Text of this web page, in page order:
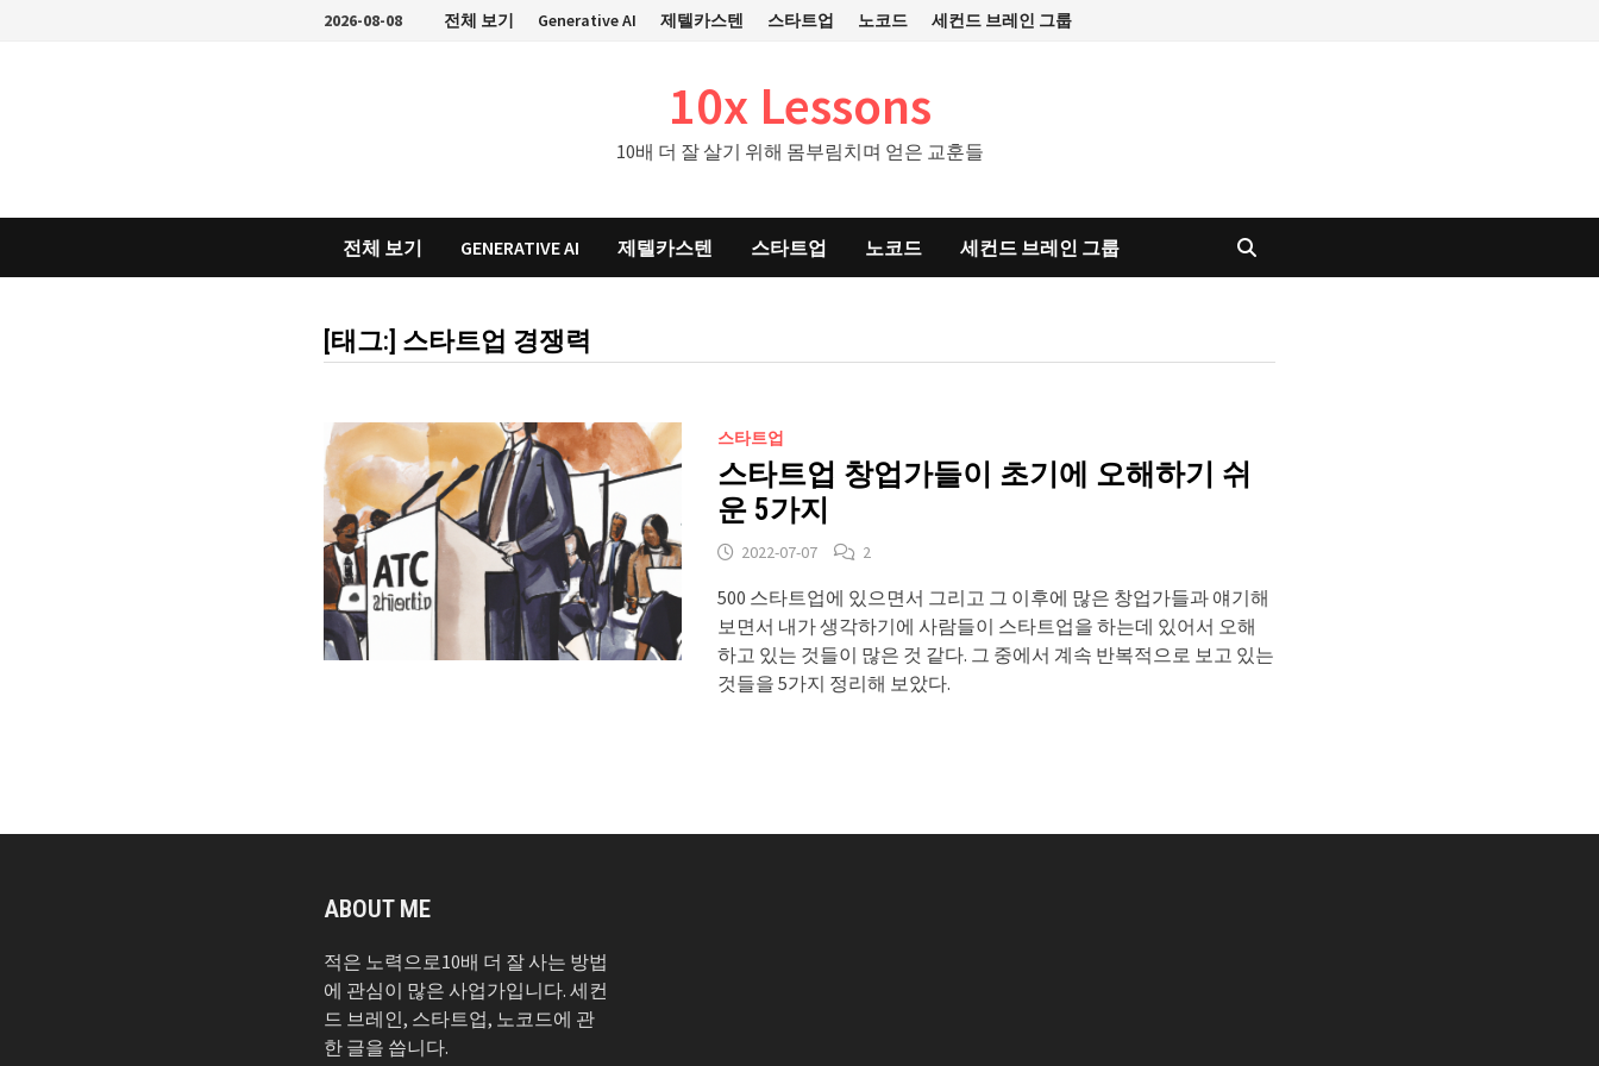
2026-08-08 전체 보기 Generative AI 제텔카스텐 스타트업 노코드 세컨드 브레인 그룹
10x Lessons
10배 더 잘 살기 위해 몸부림치며 얻은 교훈들
전체 보기 GENERATIVE AI 제텔카스텐 스타트업 노코드 세컨드 브레인 그룹
[태그:] 스타트업 경쟁력
스타트업
스타트업 창업가들이 초기에 오해하기 쉬
운 5가지
2022-07-07 2
500 스타트업에 있으면서 그리고 그 이후에 많은 창업가들과 얘기해
보면서 내가 생각하기에 사람들이 스타트업을 하는데 있어서 오해
하고 있는 것들이 많은 것 같다. 그 중에서 계속 반복적으로 보고 있는
것들을 5가지 정리해 보았다.
ABOUT ME
적은 노력으로10배 더 잘 사는 방법
에 관심이 많은 사업가입니다. 세컨
드 브레인, 스타트업, 노코드에 관
한 글을 씁니다.